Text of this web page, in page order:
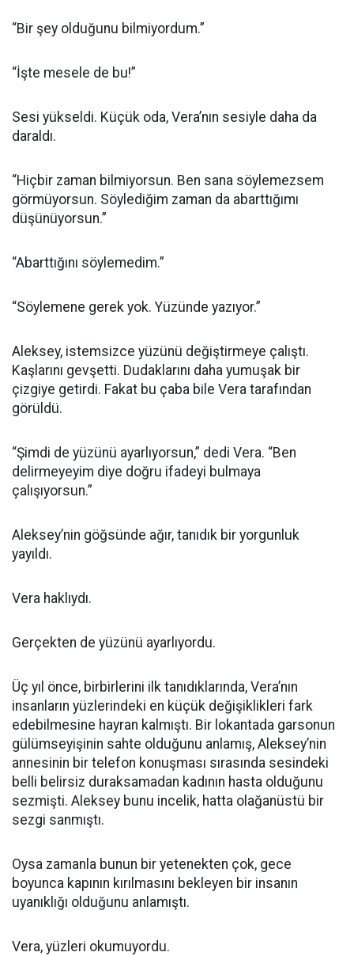
“Bir şey olduğunu bilmiyordum.”
“İşte mesele de bu!”
Sesi yükseldi. Küçük oda, Vera’nın sesiyle daha da
daraldı.
“Hiçbir zaman bilmiyorsun. Ben sana söylemezsem
görmüyorsun. Söylediğim zaman da abarttığımı
düşünüyorsun.”
“Abarttığını söylemedim.”
“Söylemene gerek yok. Yüzünde yazıyor.”
Aleksey, istemsizce yüzünü değiştirmeye çalıştı.
Kaşlarını gevşetti. Dudaklarını daha yumuşak bir
çizgiye getirdi. Fakat bu çaba bile Vera tarafından
görüldü.
“Şimdi de yüzünü ayarlıyorsun,” dedi Vera. “Ben
delirmeyeyim diye doğru ifadeyi bulmaya
çalışıyorsun.”
Aleksey’nin göğsünde ağır, tanıdık bir yorgunluk
yayıldı.
Vera haklıydı.
Gerçekten de yüzünü ayarlıyordu.
Üç yıl önce, birbirlerini ilk tanıdıklarında, Vera’nın
insanların yüzlerindeki en küçük değişiklikleri fark
edebilmesine hayran kalmıştı. Bir lokantada garsonun
gülümseyişinin sahte olduğunu anlamış, Aleksey’nin
annesinin bir telefon konuşması sırasında sesindeki
belli belirsiz duraksamadan kadının hasta olduğunu
sezmişti. Aleksey bunu incelik, hatta olağanüstü bir
sezgi sanmıştı.
Oysa zamanla bunun bir yetenekten çok, gece
boyunca kapının kırılmasını bekleyen bir insanın
uyanıklığı olduğunu anlamıştı.
Vera, yüzleri okumuyordu.